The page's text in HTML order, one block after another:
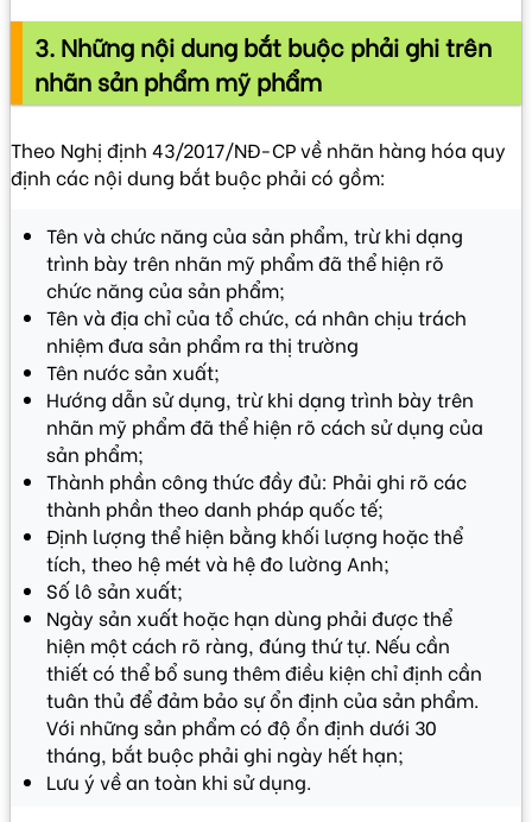
3. Những nội dung bắt buộc phải ghi trên
nhãn sản phẩm mỹ phẩm
Theo Nghị định 43/2017/NĐ-CP về nhãn hàng hóa quy
định các nội dung bắt buộc phải có gồm:
Tên và chức năng của sản phẩm, trừ khi dạng
trình bày trên nhãn mỹ phẩm đã thể hiện rõ
chức năng của sản phẩm;
Tên và địa chỉ của tổ chức, cá nhân chịu trách
nhiệm đưa sản phẩm ra thị trường
Tên nước sản xuất;
Hướng dẫn sử dụng, trừ khi dạng trình bày trên
nhãn mỹ phẩm đã thể hiện rõ cách sử dụng của
sản phẩm;
Thành phần công thức đầy đủ: Phải ghi rõ các
thành phần theo danh pháp quốc tế;
Định lượng thể hiện bằng khối lượng hoặc thể
tích, theo hệ mét và hệ đo lường Anh;
Số lô sản xuất;
Ngày sản xuất hoặc hạn dùng phải được thể
hiện một cách rõ ràng, đúng thứ tự. Nếu cần
thiết có thể bổ sung thêm điều kiện chỉ định cần
tuân thủ để đảm bảo sự ổn định của sản phẩm.
Với những sản phẩm có độ ổn định dưới 30
tháng, bắt buộc phải ghi ngày hết hạn;
Lưu ý về an toàn khi sử dụng.